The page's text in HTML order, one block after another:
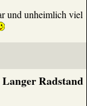
und unheimlich viel
Radstand